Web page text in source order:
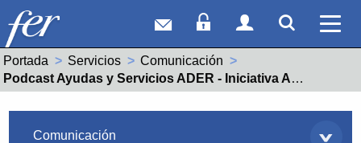
Correo webAcceso Socios
Acceso
Portada Servicios
Comunicación
Actual:
Podcast Ayudas y Servicios ADER - Iniciativa Aprende Subvenciones
Comunicación